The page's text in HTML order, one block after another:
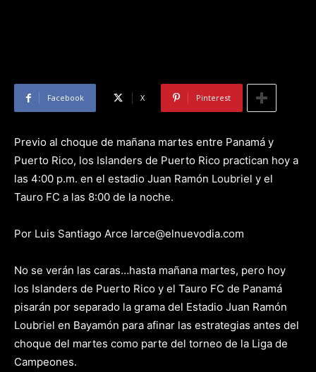
Facebook X Pinterest
Previo al choque de mañana martes entre Panamá y
Puerto Rico, los Islanders de Puerto Rico practican hoy a
las 4:00 p.m. en el estadio Juan Ramón Loubriel y el
Tauro FC a las 8:00 de la noche.
Por Luis Santiago Arce larce@elnuevodia.com
No se verán las caras…hasta mañana martes, pero hoy
los Islanders de Puerto Rico y el Tauro FC de Panamá
pisarán por separado la grama del Estadio Juan Ramón
Loubriel en Bayamón para afinar las estrategias antes del
choque del martes como parte del torneo de la Liga de
Campeones.